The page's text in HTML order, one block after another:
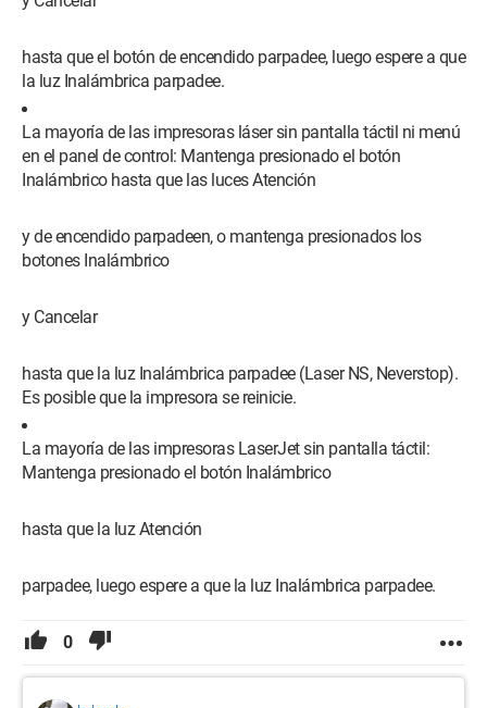
hasta que el botón de encendido parpadee, luego espere a que
la luz Inalámbrica parpadee.
La mayoría de las impresoras láser sin pantalla táctil ni menú
en el panel de control: Mantenga presionado el botón
Inalámbrico hasta que las luces Atención
y de encendido parpadeen, o mantenga presionados los
botones Inalámbrico
y Cancelar
hasta que la luz Inalámbrica parpadee (Laser NS, Neverstop).
Es posible que la impresora se reinicie.
La mayoría de las impresoras LaserJet sin pantalla táctil:
Mantenga presionado el botón Inalámbrico
hasta que la luz Atención
parpadee, luego espere a que la luz Inalámbrica parpadee.
0